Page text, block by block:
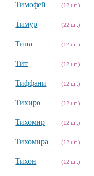
Тимофей (12 шт.)
Тимур (22 шт.)
Тина (12 шт.)
Тит (12 шт.)
Тиффани (12 шт.)
Тихиро (12 шт.)
Тихомир (12 шт.)
Тихомира (12 шт.)
Тихон (12 шт.)